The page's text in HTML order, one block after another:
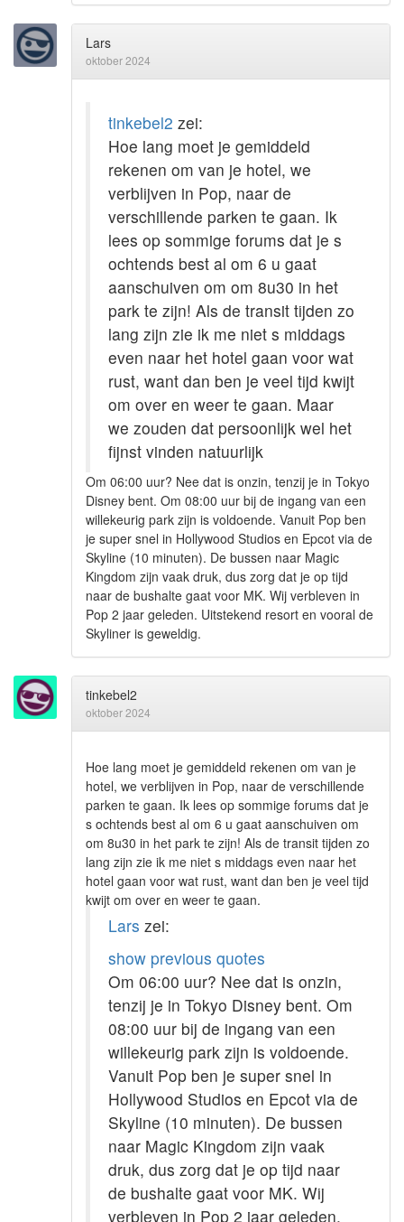
Lars
oktober 2024
tinkebel2 zei:
Hoe lang moet je gemiddeld
rekenen om van je hotel, we
verblijven in Pop, naar de
verschillende parken te gaan. Ik
lees op sommige forums dat je s
ochtends best al om 6 u gaat
aanschuiven om om 8u30 in het
park te zijn! Als de transit tijden zo
lang zijn zie ik me niet s middags
even naar het hotel gaan voor wat
rust, want dan ben je veel tijd kwijt
om over en weer te gaan. Maar
we zouden dat persoonlijk wel het
fijnst vinden natuurlijk
Om 06:00 uur? Nee dat is onzin, tenzij je in Tokyo
Disney bent. Om 08:00 uur bij de ingang van een
willekeurig park zijn is voldoende. Vanuit Pop ben
je super snel in Hollywood Studios en Epcot via de
Skyline (10 minuten). De bussen naar Magic
Kingdom zijn vaak druk, dus zorg dat je op tijd
naar de bushalte gaat voor MK. Wij verbleven in
Pop 2 jaar geleden. Uitstekend resort en vooral de
Skyliner is geweldig.
tinkebel2
oktober 2024
Hoe lang moet je gemiddeld rekenen om van je
hotel, we verblijven in Pop, naar de verschillende
parken te gaan. Ik lees op sommige forums dat je
s ochtends best al om 6 u gaat aanschuiven om
om 8u30 in het park te zijn! Als de transit tijden zo
lang zijn zie ik me niet s middags even naar het
hotel gaan voor wat rust, want dan ben je veel tijd
kwijt om over en weer te gaan.
Lars zei:
show previous quotes
Om 06:00 uur? Nee dat is onzin,
tenzij je in Tokyo Disney bent. Om
08:00 uur bij de ingang van een
willekeurig park zijn is voldoende.
Vanuit Pop ben je super snel in
Hollywood Studios en Epcot via de
Skyline (10 minuten). De bussen
naar Magic Kingdom zijn vaak
druk, dus zorg dat je op tijd naar
de bushalte gaat voor MK. Wij
verbleven in Pop 2 jaar geleden.